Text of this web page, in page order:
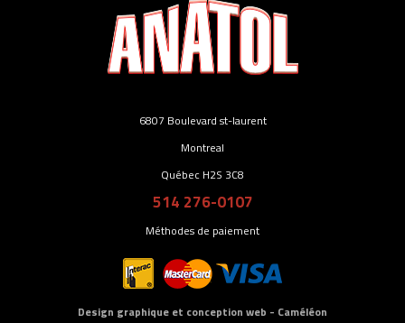
6807 Boulevard st-laurent
Montreal
Québec H2S 3C8
514 276-0107
Méthodes de paiement
Design graphique et conception web - Caméléon